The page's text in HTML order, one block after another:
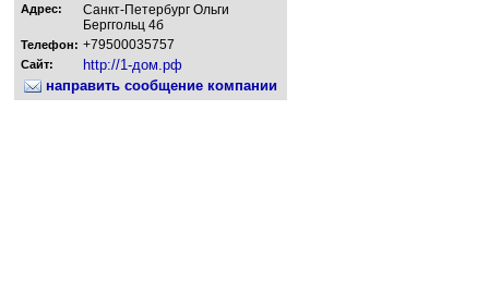
Адрес:
Санкт-Петербург Ольги
Берггольц 4б
Телефон: +79500035757
Сайт:
http://1-дом.рф
направить сообщение компании